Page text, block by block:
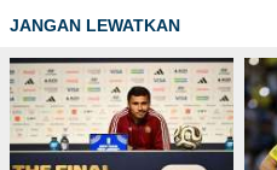
JANGAN LEWATKAN